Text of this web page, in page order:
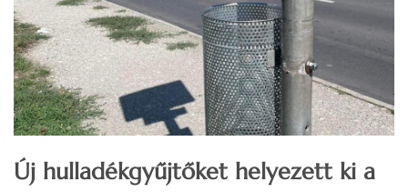
Új hulladékgyűjtőket helyezett ki a